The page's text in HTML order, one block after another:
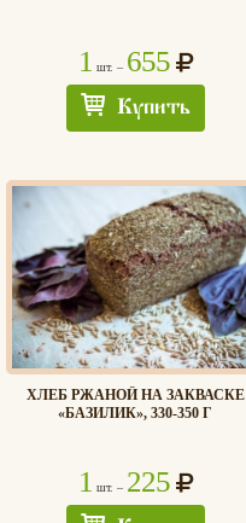
1 шт. – 655
Купить
ХЛЕБ РЖАНОЙ НА ЗАКВАСКЕ
«БАЗИЛИК», 330-350 Г
1 шт. – 225